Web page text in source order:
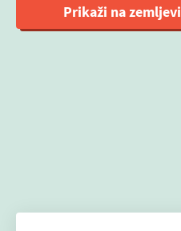
Prikaži na